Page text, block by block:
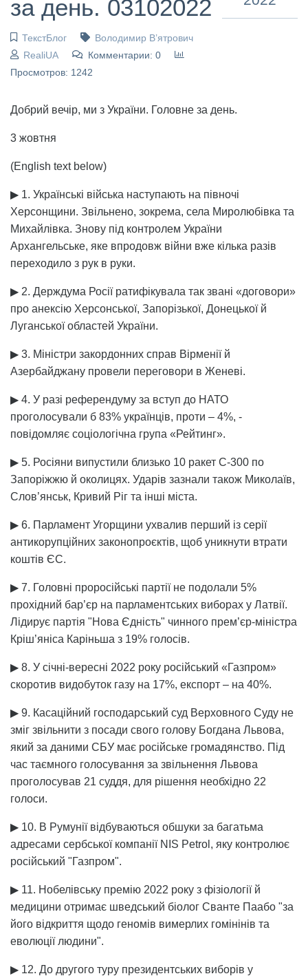
за день. 03102022
ТекстБлог
Володимир В’ятрович
RealiUA
Комментарии: 0
Просмотров: 1242
Добрий вечір, ми з України. Головне за день.
3 жовтня
(English text below)
▶ 1. Українські війська наступають на півночі
Херсонщини. Звільнено, зокрема, села Миролюбівка та
Михайлівка. Знову під контролем України
Архангельське, яке впродовж війни вже кілька разів
переходило з рук в руки.
▶ 2. Держдума Росії ратифікувала так звані «договори»
про анексію Херсонської, Запорізької, Донецької й
Луганської областей України.
▶ 3. Міністри закордонних справ Вірменії й
Азербайджану провели переговори в Женеві.
▶ 4. У разі референдуму за вступ до НАТО
проголосували б 83% українців, проти – 4%, -
повідомляє соціологічна група «Рейтинг».
▶ 5. Росіяни випустили близько 10 ракет С-300 по
Запоріжжю й околицях. Ударів зазнали також Миколаїв,
Слов’янськ, Кривий Ріг та інші міста.
▶ 6. Парламент Угорщини ухвалив перший із серії
антикорупційних законопроєктів, щоб уникнути втрати
коштів ЄС.
▶ 7. Головні проросійські партії не подолали 5%
прохідний бар’єр на парламентських виборах у Латвії.
Лідирує партія "Нова Єдність" чинного прем’єр-міністра
Кріш’яніса Каріньша з 19% голосів.
▶ 8. У січні-вересні 2022 року російський «Газпром»
скоротив видобуток газу на 17%, експорт – на 40%.
▶ 9. Касаційний господарський суд Верховного Суду не
зміг звільнити з посади свого голову Богдана Львова,
який за даними СБУ має російське громадянство. Під
час таємного голосування за звільнення Львова
проголосував 21 суддя, для рішення необхідно 22
голоси.
▶ 10. В Румунії відбуваються обшуки за багатьма
адресами сербської компанії NIS Petrol, яку контролює
російський "Газпром".
▶ 11. Нобелівську премію 2022 року з фізіології й
медицини отримає шведський біолог Сванте Паабо "за
його відкриття щодо геномів вимерлих гомінінів та
еволюції людини".
▶ 12. До другого туру президентських виборів у